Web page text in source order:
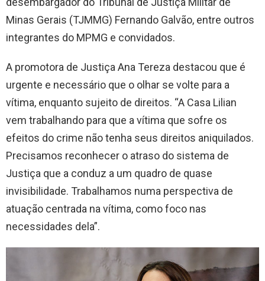
Minas Gerais (TJMMG) Fernando Galvão, entre outros
integrantes do MPMG e convidados.
A promotora de Justiça Ana Tereza destacou que é
urgente e necessário que o olhar se volte para a
vítima, enquanto sujeito de direitos. “A Casa Lilian
vem trabalhando para que a vítima que sofre os
efeitos do crime não tenha seus direitos aniquilados.
Precisamos reconhecer o atraso do sistema de
Justiça que a conduz a um quadro de quase
invisibilidade. Trabalhamos numa perspectiva de
atuação centrada na vítima, como foco nas
necessidades dela”.